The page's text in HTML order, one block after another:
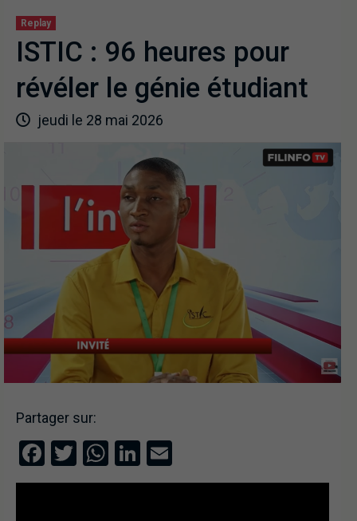
Replay
ISTIC : 96 heures pour
révéler le génie étudiant
jeudi le 28 mai 2026
Partager sur:
Facebook
TwitterWhatsApp
LinkedIn